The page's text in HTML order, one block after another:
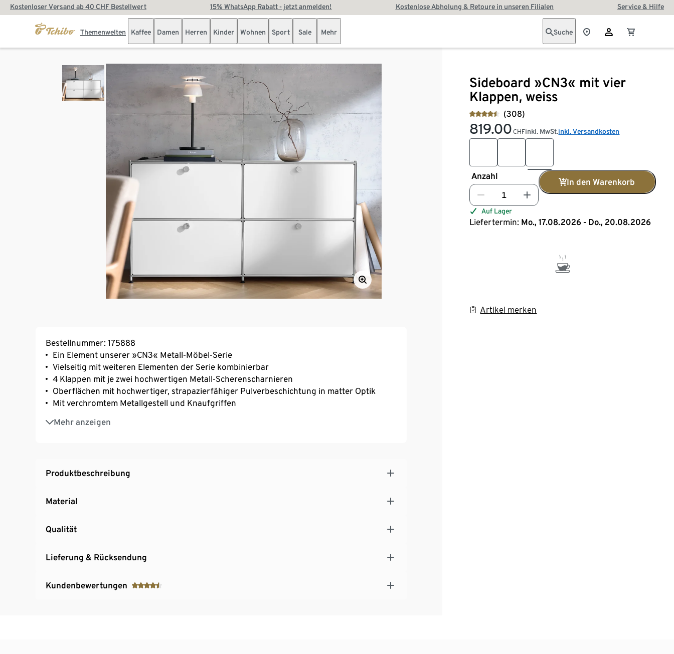
Kostenloser Versand ab 40 CHF Bestellwert 15% WhatsApp Rabatt - jetzt anmelden! Kostenlose Abholung & Retoure in unseren Filialen Service & Hilfe
Themenwelten Kaffee Damen Herren Kinder Wohnen Sport Sale Mehr Suche
Sideboard »CN3« mit vier
Klappen, weiss
(308)
819.00 CHFinkl. MwSt.inkl. Versandkosten
Anzahl
In den Warenkorb
Auf Lager
Liefertermin: Mo., 17.08.2026 - Do., 20.08.2026
Artikel merken
Bestellnummer: 175888
Ein Element unserer »CN3« Metall-Möbel-Serie
Vielseitig mit weiteren Elementen der Serie kombinierbar
4 Klappen mit je zwei hochwertigen Metall-Scherenscharnieren
Oberflächen mit hochwertiger, strapazierfähiger Pulverbeschichtung in matter Optik
Mit verchromtem Metallgestell und Knaufgriffen
Mehr anzeigen
Inkl. höhenverstellbaren Kunststofffüssen für einen festen Stand auch auf unebenen
Flächen
Produktbeschreibung
Material
Qualität
Lieferung & Rücksendung
Kundenbewertungen